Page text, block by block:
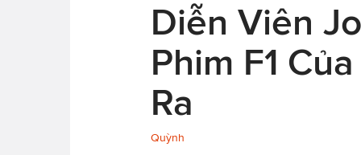
Diễn Viên
Phim F1
Ra
Quỳnh